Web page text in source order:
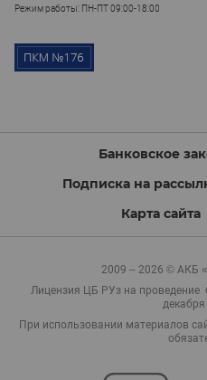
Режим работы: ПН-ПТ 09:00-18:00
Банковское
Подписка на
Карта сайта
2009 – 2026 © АКБ
Лицензия ЦБ РУз на проведение
декабря
При использовании материалов